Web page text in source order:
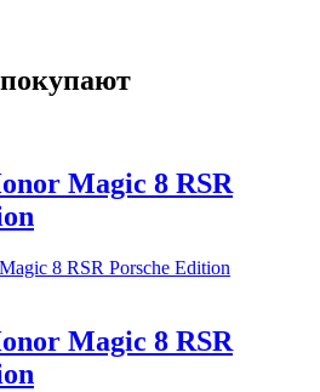
Magic 8 RSR
Magic 8 RSR